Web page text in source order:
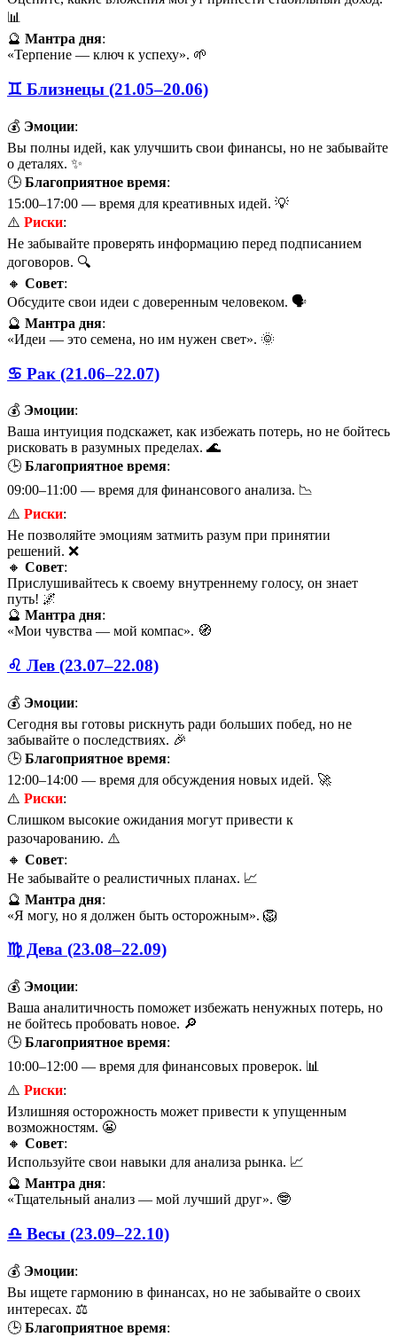
📊
🔮 Мантра дня:
«Терпение — ключ к успеху». 🌱
♊ Близнецы (21.05–20.06)
💰 Эмоции:
Вы полны идей, как улучшить свои финансы, но не забывайте
о деталях. ✨
🕒 Благоприятное время:
15:00–17:00 — время для креативных идей. 💡
⚠️ Риски:
Не забывайте проверять информацию перед подписанием
договоров. 🔍
🔸 Совет:
Обсудите свои идеи с доверенным человеком. 🗣️
🔮 Мантра дня:
«Идеи — это семена, но им нужен свет». 🌞
♋ Рак (21.06–22.07)
💰 Эмоции:
Ваша интуиция подскажет, как избежать потерь, но не бойтесь
рисковать в разумных пределах. 🌊
🕒 Благоприятное время:
09:00–11:00 — время для финансового анализа. 📉
⚠️ Риски:
Не позволяйте эмоциям затмить разум при принятии
решений. ❌
🔸 Совет:
Прислушивайтесь к своему внутреннему голосу, он знает
путь! 🌌
🔮 Мантра дня:
«Мои чувства — мой компас». 🧭
♌ Лев (23.07–22.08)
💰 Эмоции:
Сегодня вы готовы рискнуть ради больших побед, но не
забывайте о последствиях. 🎉
🕒 Благоприятное время:
12:00–14:00 — время для обсуждения новых идей. 🚀
⚠️ Риски:
Слишком высокие ожидания могут привести к
разочарованию. ⚠️
🔸 Совет:
Не забывайте о реалистичных планах. 📈
🔮 Мантра дня:
«Я могу, но я должен быть осторожным». 🦁
♍ Дева (23.08–22.09)
💰 Эмоции:
Ваша аналитичность поможет избежать ненужных потерь, но
не бойтесь пробовать новое. 🔎
🕒 Благоприятное время:
10:00–12:00 — время для финансовых проверок. 📊
⚠️ Риски:
Излишняя осторожность может привести к упущенным
возможностям. 😬
🔸 Совет:
Используйте свои навыки для анализа рынка. 📈
🔮 Мантра дня:
«Тщательный анализ — мой лучший друг». 🤓
♎ Весы (23.09–22.10)
💰 Эмоции:
Вы ищете гармонию в финансах, но не забывайте о своих
интересах. ⚖️
🕒 Благоприятное время: